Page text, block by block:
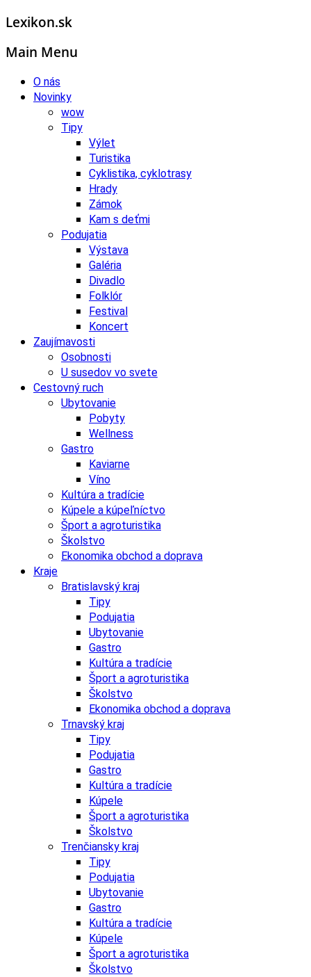
Lexikon.sk
Main Menu
O nás
Novinky
wow
Tipy
Výlet
Turistika
Cyklistika, cyklotrasy
Hrady
Zámok
Kam s deťmi
Podujatia
Výstava
Galéria
Divadlo
Folklór
Festival
Koncert
Zaujímavosti
Osobnosti
U susedov vo svete
Cestovný ruch
Ubytovanie
Pobyty
Wellness
Gastro
Kaviarne
Víno
Kultúra a tradície
Kúpele a kúpeľníctvo
Šport a agroturistika
Školstvo
Ekonomika obchod a doprava
Kraje
Bratislavský kraj
Tipy
Podujatia
Ubytovanie
Gastro
Kultúra a tradície
Šport a agroturistika
Školstvo
Ekonomika obchod a doprava
Trnavský kraj
Tipy
Podujatia
Gastro
Kultúra a tradície
Kúpele
Šport a agroturistika
Školstvo
Trenčiansky kraj
Tipy
Podujatia
Ubytovanie
Gastro
Kultúra a tradície
Kúpele
Šport a agroturistika
Školstvo